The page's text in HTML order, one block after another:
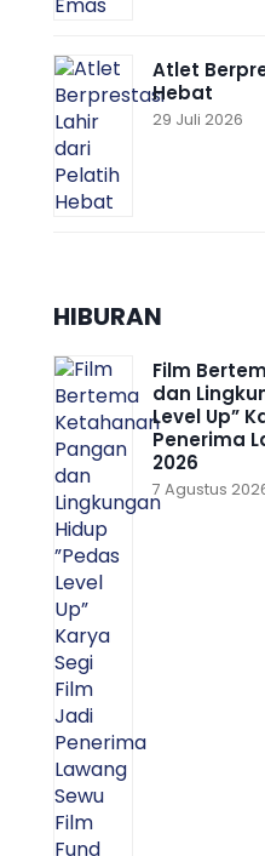
Atlet
Hebat
29 Juli 2026
HIBURAN
Film
dan
Level Up”
Penerima
2026
7 Agustus